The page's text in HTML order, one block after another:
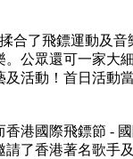
合了飛鏢運動及
公眾還可一家
活動！首日活動
港國際飛鏢節 -
了香港著名歌手